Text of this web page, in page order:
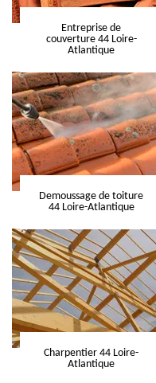
Entreprise de
couverture 44 Loire-
Atlantique
Demoussage de toiture
44 Loire-Atlantique
Charpentier 44 Loire-
Atlantique